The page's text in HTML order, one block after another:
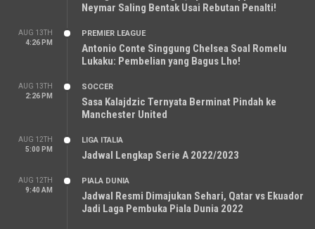
Neymar Saling Bentak Usai Rebutan Penalti!
AUG 13TH
4:26 PM
PREMIER LEAGUE
Antonio Conte Singgung Chelsea Soal Romelu
Lukaku: Pembelian yang Bagus Lho!
AUG 13TH
2:26 PM
SOCCER
Sasa Kalajdzic Ternyata Berminat Pindah ke
Manchester United
AUG 12TH
5:00 PM
LIGA ITALIA
Jadwal Lengkap Serie A 2022/2023
AUG 12TH
9:40 AM
PIALA DUNIA
Jadwal Resmi Dimajukan Sehari, Qatar vs Ekuador
Jadi Laga Pembuka Piala Dunia 2022